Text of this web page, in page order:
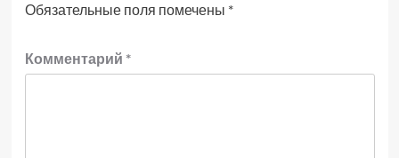
Обязательные поля помечены *
Комментарий *